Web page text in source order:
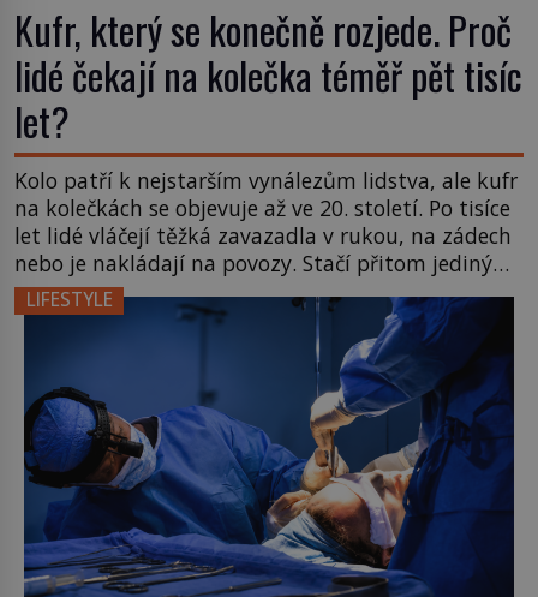
Kufr, který se konečně rozjede. Proč
lidé čekají na kolečka téměř pět tisíc
let?
Kolo patří k nejstarším vynálezům lidstva, ale kufr
na kolečkách se objevuje až ve 20. století. Po tisíce
let lidé vláčejí těžká zavazadla v rukou, na zádech
nebo je nakládají na povozy. Stačí přitom jediný
nápad, připevnit ke kufru kolečka. Jenže právě ten
nikdo dlouho nedostane. Až jednou se na letišti
LIFESTYLE